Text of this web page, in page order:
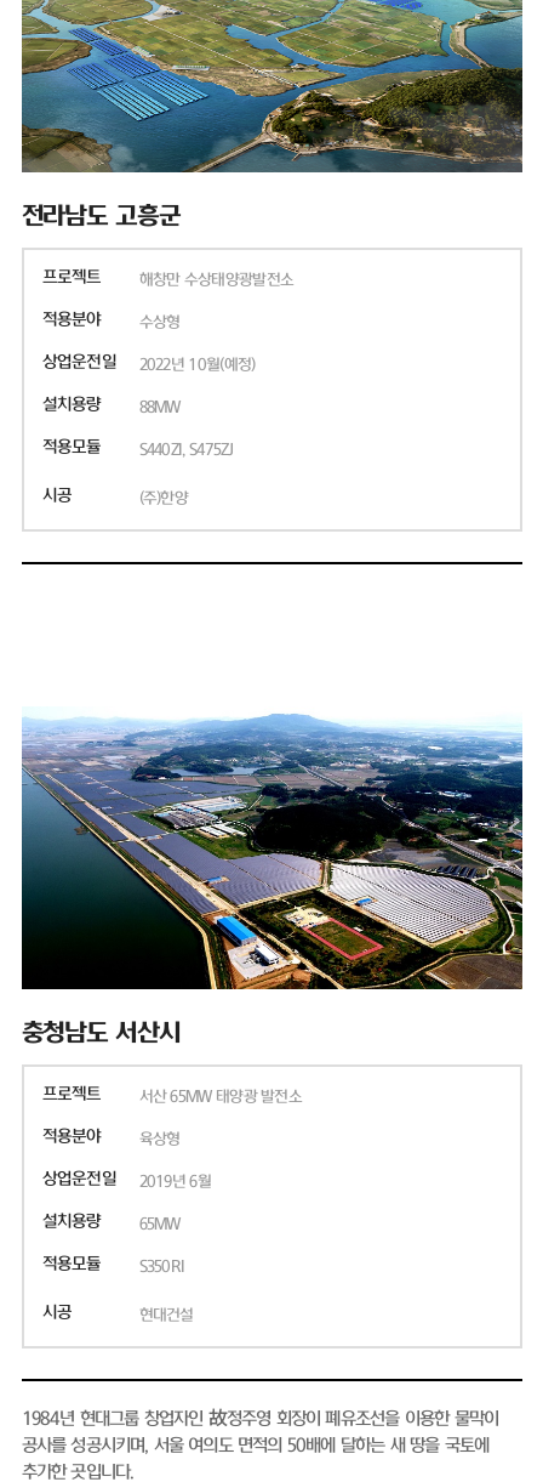
전라남도 고흥군
프로젝트 해창만 수상태양광발전소
적용분야 수상형
상업운전일 2022년 10월(예정)
설치용량 88MW
적용모듈 S440ZI, S475ZJ
시공 (주)한양
충청남도 서산시
프로젝트 서산 65MW 태양광 발전소
적용분야 육상형
상업운전일 2019년 6월
설치용량 65MW
적용모듈 S350RI
시공 현대건설
1984년 현대그룹 창업자인 故정주영 회장이 폐유조선을 이용한 물막이
공사를 성공시키며, 서울 여의도 면적의 50배에 달하는 새 땅을 국토에
추가한 곳입니다.